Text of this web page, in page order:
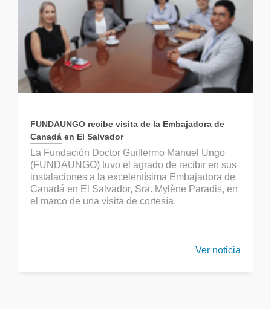
FUNDAUNGO recibe visita de la Embajadora de
Canadá en El Salvador
La Fundación Doctor Guillermo Manuel Ungo
(FUNDAUNGO) tuvo el agrado de recibir en sus
instalaciones a la excelentísima Embajadora de
Canadá en El Salvador, Sra. Mylène Paradis, en
el marco de una visita de cortesía.
Ver noticia